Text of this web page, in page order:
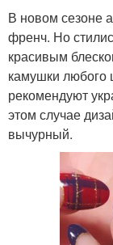
В новом сезоне
френч. Но
красивым
камушки любого
рекомендуют
этом случае
вычурный.